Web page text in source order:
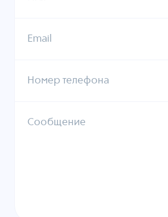
Email
Номер телефона
Сообщение